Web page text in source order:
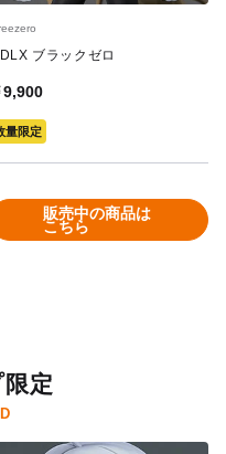
ブラックゼロ
9,900
量限定
販売中の商品は
こちら
定